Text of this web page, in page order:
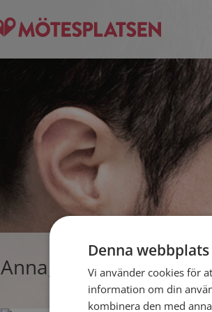
Anna, singelkvinna
Denna
Vi använder cookies för
information om din
kombinera den med